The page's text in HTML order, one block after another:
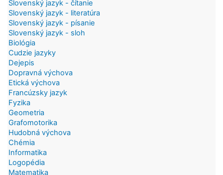
Slovenský jazyk - čítanie
Slovenský jazyk - literatúra
Slovenský jazyk - písanie
Slovenský jazyk - sloh
Biológia
Cudzie jazyky
Dejepis
Dopravná výchova
Etická výchova
Francúzsky jazyk
Fyzika
Geometria
Grafomotorika
Hudobná výchova
Chémia
Informatika
Logopédia
Matematika